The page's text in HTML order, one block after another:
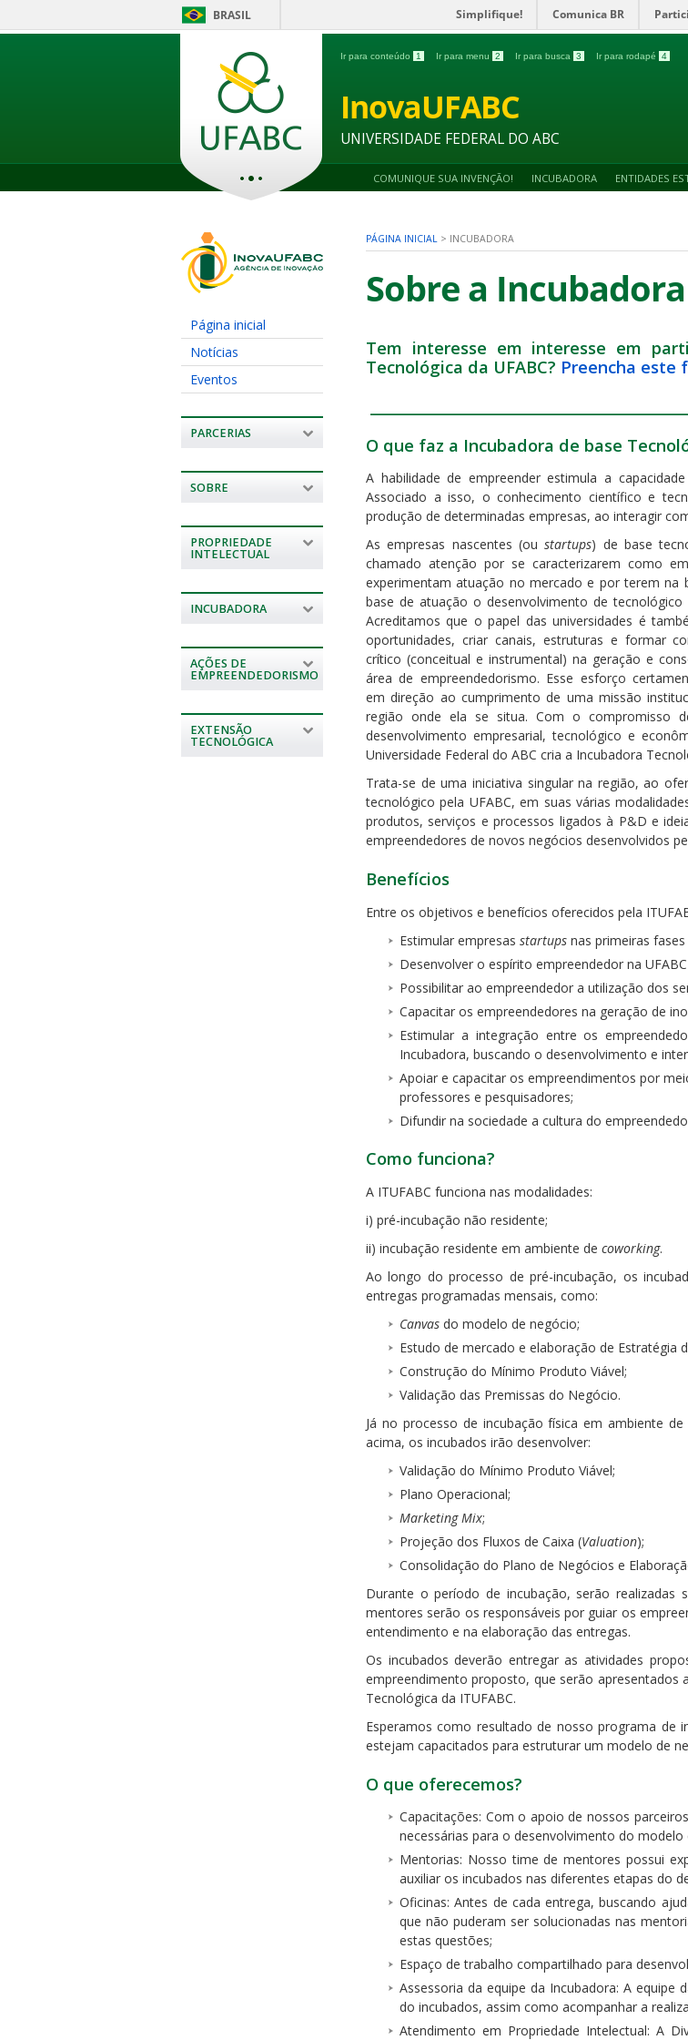
BRASIL Simplifique! Comunica BR
Ir para conteúdo 1 Ir para menu 2 Ir para busca 3 Ir para rodapé 4
InovaUFABC
UNIVERSIDADE FEDERAL DO ABC
COMUNIQUE SUA INVENÇÃO! INCUBADORA ENTIDADES
Página inicial
Notícias
Eventos
PARCERIAS
SOBRE
PROPRIEDADE
INTELECTUAL
INCUBADORA
AÇÕES DE
EMPREENDEDORISMO
EXTENSÃO
TECNOLÓGICA
PÁGINA INICIAL > INCUBADORA
Sobre a Incubadora
Tem interesse em interesse em
Tecnológica da UFABC? Preencha este
O que faz a Incubadora de base
A habilidade de empreender estimula a
Associado a isso, o conhecimento científico e
produção de determinadas empresas, ao interagir
As empresas nascentes (oustartups) de base
chamado atenção por se caracterizarem como
experimentam atuação no mercado e por terem na
base de atuação o desenvolvimento de tecnológico
Acreditamos que o papel das universidades é
oportunidades, criar canais, estruturas e formar
crítico (conceitual e instrumental) na geração e
área de empreendedorismo. Esse esforço
em direção ao cumprimento de uma missão
região onde ela se situa. Com o compromisso
desenvolvimento empresarial, tecnológico e
Universidade Federal do ABC cria a Incubadora
Trata-se de uma iniciativa singular na região, ao
tecnológico pela UFABC, em suas várias
produtos, serviços e processos ligados à P&D e
empreendedores de novos negócios desenvolvidos
Benefícios
Entre os objetivos e benefícios oferecidos pela
Estimular empresas startups nas primeiras fases
Desenvolver o espírito empreendedor na
Possibilitar ao empreendedor a utilização dos
Capacitar os empreendedores na geração de
Estimular a integração entre os
Incubadora, buscando o desenvolvimento e
Apoiar e capacitar os empreendimentos por
professores e pesquisadores;
Difundir na sociedade a cultura do
Como funciona?
A ITUFABC funciona nas modalidades:
i) pré-incubação não residente;
ii) incubação residente em ambiente de coworking.
Ao longo do processo de pré-incubação, os
entregas programadas mensais, como:
Canvas do modelo de negócio;
Estudo de mercado e elaboração de Estratégia
Construção do Mínimo Produto Viável;
Validação das Premissas do Negócio.
Já no processo de incubação física em ambiente de
acima, os incubados irão desenvolver:
Validação do Mínimo Produto Viável;
Plano Operacional;
Marketing Mix;
Projeção dos Fluxos de Caixa (Valuation);
Consolidação do Plano de Negócios e
Durante o período de incubação, serão realizadas
mentores serão os responsáveis por guiar os
entendimento e na elaboração das entregas.
Os incubados deverão entregar as atividades
empreendimento proposto, que serão apresentados
Tecnológica da ITUFABC.
Esperamos como resultado de nosso programa de
estejam capacitados para estruturar um modelo de
O que oferecemos?
Capacitações: Com o apoio de nossos
necessárias para o desenvolvimento do
Mentorias: Nosso time de mentores possui
auxiliar os incubados nas diferentes etapas do
Oficinas: Antes de cada entrega, buscando
que não puderam ser solucionadas nas
estas questões;
Espaço de trabalho compartilhado para
Assessoria da equipe da Incubadora: A equipe
do incubados, assim como acompanhar a
Atendimento em Propriedade Intelectual: A